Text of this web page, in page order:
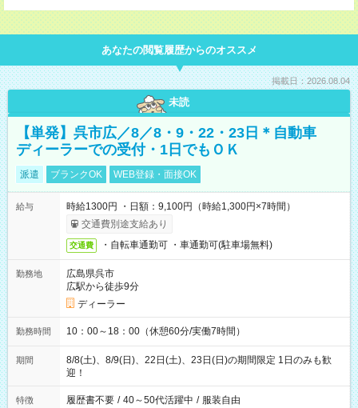
あなたの閲覧履歴からのオススメ
掲載日：2026.08.04
未読
【単発】呉市広／8／8・9・22・23日＊自動車
ディーラーでの受付・1日でもＯＫ
派遣 ブランクOK WEB登録・面接OK
給与
時給1300円 ・日額：9,100円（時給1,300円×7時間）
交通費別途支給あり
交通費 ・自転車通勤可 ・車通勤可(駐車場無料)
勤務地
広島県呉市
広駅から徒歩9分
ディーラー
勤務時間 10：00～18：00（休憩60分/実働7時間）
期間
8/8(土)、8/9(日)、22日(土)、23日(日)の期間限定 1日のみも歓
迎！
特徴 履歴書不要 / 40～50代活躍中 / 服装自由